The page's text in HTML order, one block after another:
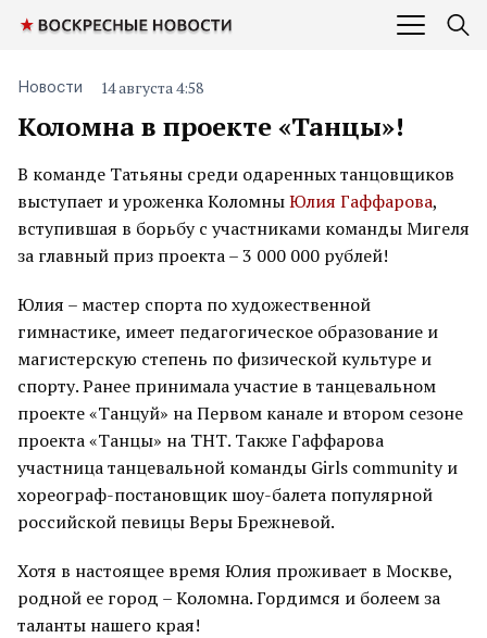
Коломна в проекте «Танцы»!
Новости 14 августа 4:58
В команде Татьяны среди одаренных танцовщиков
выступает и уроженка КоломныЮлия Гаффарова,
вступившая в борьбу с участниками команды Мигеля
за главный приз проекта – 3 000 000 рублей!
Юлия – мастер спорта по художественной
гимнастике, имеет педагогическое образование и
магистерскую степень по физической культуре и
спорту. Ранее принимала участие в танцевальном
проекте «Танцуй» на Первом канале и втором сезоне
проекта «Танцы» на ТНТ. Также Гаффарова
участница танцевальной команды Girls community и
хореограф-постановщик шоу-балета популярной
российской певицы Веры Брежневой.
Хотя в настоящее время Юлия проживает в Москве,
родной ее город – Коломна. Гордимся и болеем за
таланты нашего края!